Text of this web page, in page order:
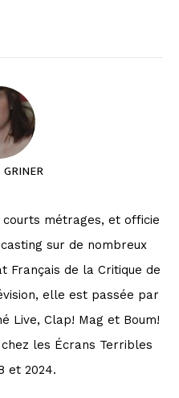
métrages, et officie
sur de nombreux
Français de la Critique de
elle est passée par
Live, Clap! Mag et Boum!
les Écrans Terribles
et 2024.